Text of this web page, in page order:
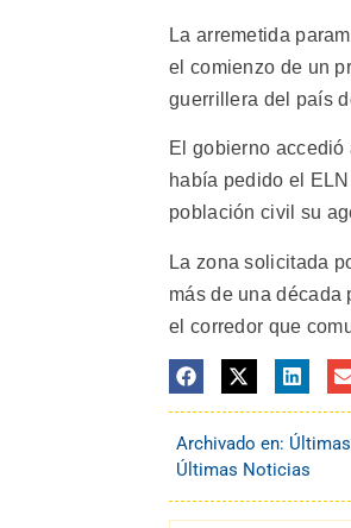
La arremetida
el comienzo de un
guerrillera del país
El gobierno
había pedido el
población civil su
La zona solicitada
más de una década
el corredor que
Archivado en:
Últimas Noticias